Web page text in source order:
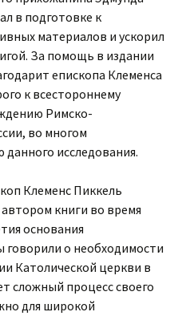
в подготовке к
материалов и ускорил
За помощь в издании
епископа Клеменса
к всестороннему
Римско-
во многом
исследования.
Клеменс Пиккель
автором книги во время
основания
говорили о необходимости
Католической церкви в
сложный процесс своего
для широкой